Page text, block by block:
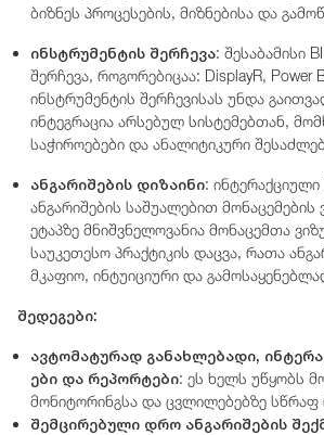
ბიზნეს პროცესების, მიზნებისა და
ინსტრუმენტის შერჩევა: შესაბამისი
შერჩევა, როგორებიცაა: DisplayR, Power
ინსტრუმენტის შერჩევისას უნდა
ინტეგრაცია არსებულ სისტემებთან,
საჭიროებები და ანალიტიკური
ანგარიშების დიზაინი: ინტერაქციული
ანგარიშების საშუალებით მონაცემების
ეტაპზე მნიშვნელოვანია მონაცემთა
საუკეთესო პრაქტიკის დაცვა, რათა
მკაფიო, ინტუიციური და
შედეგები:
ავტომატურად განახლებადი,
ები და რეპორტები: ეს ხელს უწყობს
მონიტორინგსა და ცვლილებებზე სწრაფ
შემცირებული დრო ანგარიშების